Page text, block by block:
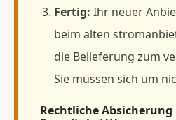
Fertig: Ihr neuer
beim alten
die Belieferung zum
Sie müssen sich um
Rechtliche Absicherung